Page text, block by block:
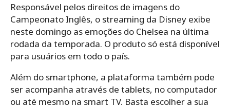
Responsável pelos direitos de imagens do
Campeonato Inglês, o streaming da Disney exibe
neste domingo as emoções do Chelsea na última
rodada da temporada. O produto só está disponível
para usuários em todo o país.
Além do smartphone, a plataforma também pode
ser acompanha através de tablets, no computador
ou até mesmo na smart TV. Basta escolher a sua